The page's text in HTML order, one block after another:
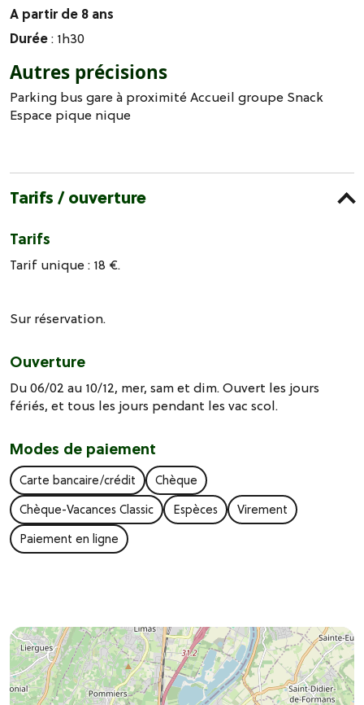
A partir de 8 ans
Durée: 1h30
Autres précisions
Parking bus gare à proximité Accueil groupe Snack
Espace pique nique
Tarifs / ouverture
Tarifs
Tarif unique : 18 €.
Sur réservation.
Ouverture
Du 06/02 au 10/12, mer, sam et dim. Ouvert les jours
fériés, et tous les jours pendant les vac scol.
Modes de paiement
Carte bancaire/crédit
Chèque
Chèque-Vacances Classic
Espèces
Virement
Paiement en ligne